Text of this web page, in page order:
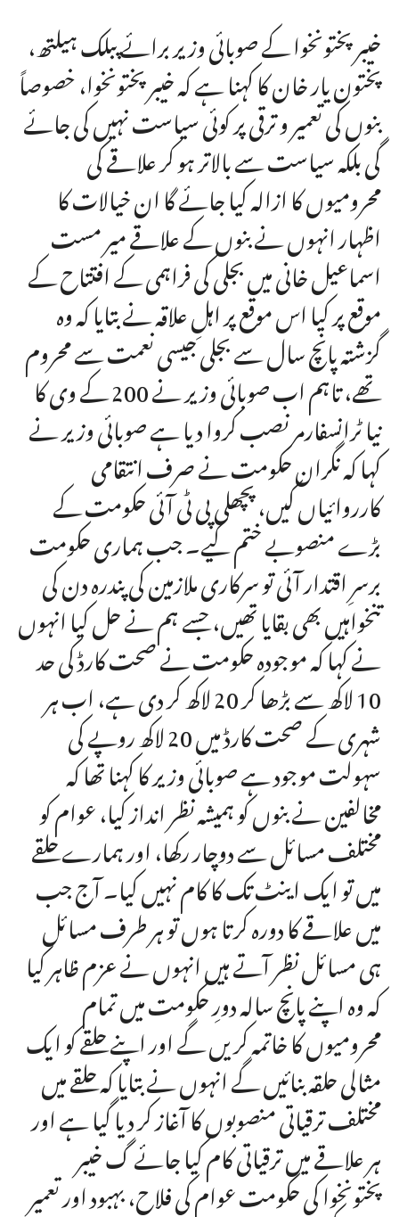
خیبر پختونخوا کے صوبائی وزیر برائے پبلک ہیلتھ،
پختون یار خان کا کہنا ہے کہ خیبر پختونخوا، خصوصاً
بنوں کی تعمیر و ترقی پر کوئی سیاست نہیں کی جائے
گی بلکہ سیاست سے بالاتر ہو کر علاقے کی
محرومیوں کا ازالہ کیا جائے گا ان خیالات کا
اظہار انہوں نے بنوں کے علاقے میر مست
اسماعیل خانی میں بجلی کی فراہمی کے افتتاح کے
موقع پر کیا اس موقع پر اہلِ علاقہ نے بتایا کہ وہ
گزشتہ پانچ سال سے بجلی جیسی نعمت سے محروم
تھے، تاہم اب صوبائی وزیر نے 200 کے وی کا
نیا ٹرانسفارمر نصب کروا دیا ہے صوبائی وزیر نے
کہا کہ نگران حکومت نے صرف انتقامی
کارروائیاں کیں، پچھلی پی ٹی آئی حکومت کے
بڑے منصوبے ختم کیے۔ جب ہماری حکومت
برسرِ اقتدار آئی تو سرکاری ملازمین کی پندرہ دن کی
تنخواہیں بھی بقایا تھیں، جسے ہم نے حل کیا انہوں
نے کہا کہ موجودہ حکومت نے صحت کارڈ کی حد
10 لاکھ سے بڑھا کر 20 لاکھ کر دی ہے، اب ہر
شہری کے صحت کارڈ میں 20 لاکھ روپے کی
سہولت موجود ہے صوبائی وزیر کا کہنا تھا کہ
مخالفین نے بنوں کو ہمیشہ نظر انداز کیا، عوام کو
مختلف مسائل سے دوچار رکھا، اور ہمارے حلقے
میں تو ایک اینٹ تک کا کام نہیں کیا۔ آج جب
میں علاقے کا دورہ کرتا ہوں تو ہر طرف مسائل
ہی مسائل نظر آتے ہیں انہوں نے عزم ظاہر کیا
کہ وہ اپنے پانچ سالہ دورِ حکومت میں تمام
محرومیوں کا خاتمہ کریں گے اور اپنے حلقے کو ایک
مثالی حلقہ بنائیں گے انہوں نے بتایا کہ حلقے میں
مختلف ترقیاتی منصوبوں کا آغاز کر دیا گیا ہے اور
ہر علاقے میں ترقیاتی کام کیا جائے گ خیبر
پختونخوا کی حکومت عوام کی فلاح، بہبود اور تعمیر